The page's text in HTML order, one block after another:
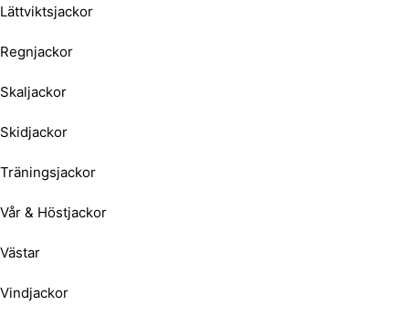
Lättviktsjackor
Regnjackor
Skaljackor
Skidjackor
Träningsjackor
Vår & Höstjackor
Västar
Vindjackor